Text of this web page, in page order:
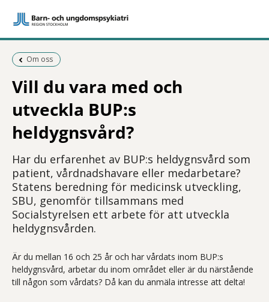
Föregående sida:
Om oss
Vill du vara med och
utveckla BUP:s
heldygnsvård?
Har du erfarenhet av BUP:s heldygnsvård som
patient, vårdnadshavare eller medarbetare?
Statens beredning för medicinsk utveckling,
SBU, genomför tillsammans med
Socialstyrelsen ett arbete för att utveckla
heldygnsvården.
Är du mellan 16 och 25 år och har vårdats inom BUP:s
heldygnsvård, arbetar du inom området eller är du närstående
till någon som vårdats? Då kan du anmäla intresse att delta!